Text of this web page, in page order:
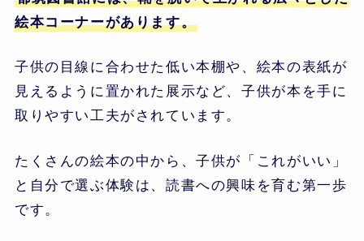
絵本コーナーがあります。
子供の目線に合わせた低い本棚や、絵本の表紙が
見えるように置かれた展示など、子供が本を手に
取りやすい工夫がされています。
たくさんの絵本の中から、子供が「これがいい」
と自分で選ぶ体験は、読書への興味を育む第一歩
です。